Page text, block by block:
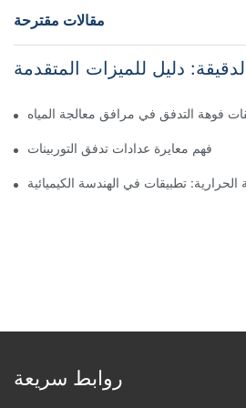
مقالات مقترحة
دليل للميزات المتقدمة
فوهة التدفق في مرافق معالجة المياه
فهم معايرة عدادات تدفق التوربينات
تطبيقات في الهندسة الكيميائية
روابط سريعة